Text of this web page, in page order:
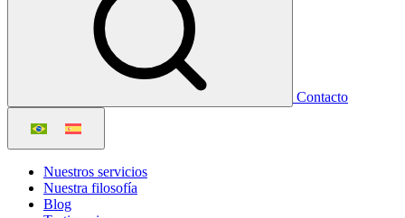
Contacto
Nuestros servicios
Nuestra filosofía
Blog